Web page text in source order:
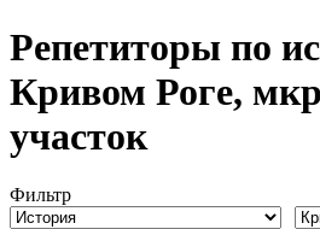
Репетиторы по
Кривом Роге,
участок
Фильтр